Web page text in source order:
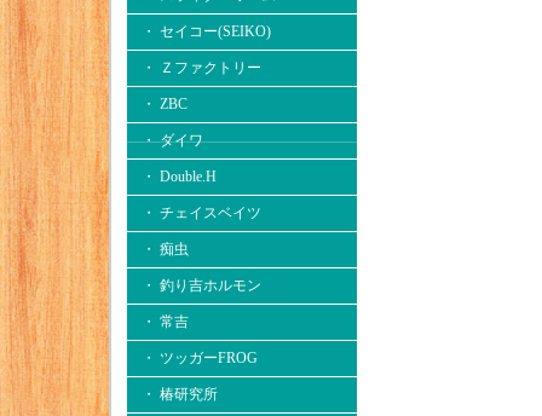
・ セイコー(SEIKO)
・ Ｚファクトリー
・ ZBC
・ ダイワ
・ Double.H
・ チェイスベイツ
・ 痴虫
・ 釣り吉ホルモン
・ 常吉
・ ツッガーFROG
・ 椿研究所